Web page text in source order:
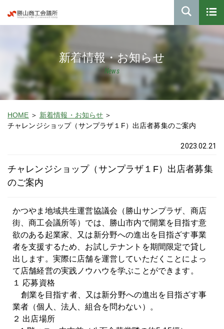
新着情報・お知らせ
News
HOME
新着情報・お知らせ
チャレンジショップ（サンプラザ１F）出店者募集のご案内
2023.02.21
チャレンジショップ（サンプラザ１F）出店者募集
のご案内
かつやま地域共生運営協議会（勝山サンプラザ、商店
街、商工会議所等）では、勝山市内で開業を目指す意
欲のある起業家、又は新分野への進出を目指ざす事業
者を支援するため、お試しテナントを期間限定で貸し
出します。実際に店舗を運営していただくことによっ
て店舗経営の実践ノウハウを学ぶことができます。
１ 応募資格
創業を目指す者、又は新分野への進出を目指ざす事
業者（個人、法人、組合を問わない）。
２ 出店場所